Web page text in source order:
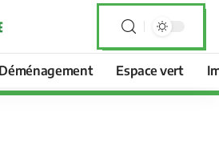
Déménagement Espace vert